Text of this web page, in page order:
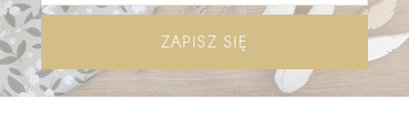
ZAPISZ SIĘ